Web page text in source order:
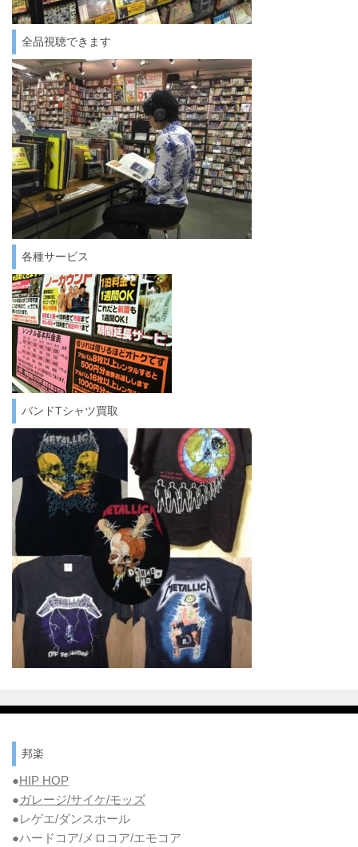
全品視聴できます
各種サービス
バンドTシャツ買取
邦楽
●HIP HOP
●ガレージ/サイケ/モッズ
●レゲエ/ダンスホール
●ハードコア/メロコア/エモコア